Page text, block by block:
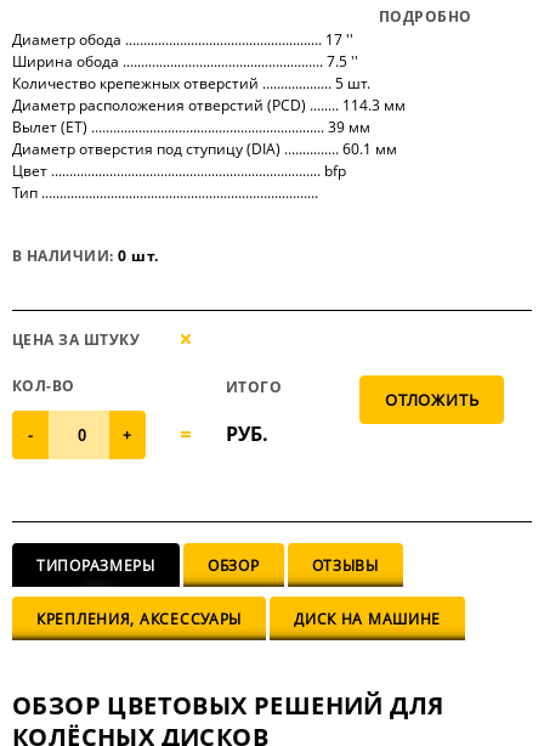
ПОДРОБНО
Диаметр обода ...................................................... 17 ''
Ширина обода ....................................................... 7.5 ''
Количество крепежных отверстий ................... 5 шт.
Диаметр расположения отверстий (PCD) ........ 114.3 мм
Вылет (ET) ................................................................ 39 мм
Диаметр отверстия под ступицу (DIA) ............... 60.1 мм
Цвет .......................................................................... bfp
Тип ............................................................................
В НАЛИЧИИ:0 шт.
ЦЕНА ЗА ШТУКУ
КОЛ-ВО
- +
ИТОГО
РУБ.
ТИПОРАЗМЕРЫ ОБЗОР ОТЗЫВЫ
КРЕПЛЕНИЯ, АКСЕССУАРЫ ДИСК НА МАШИНЕ
ОБЗОР ЦВЕТОВЫХ РЕШЕНИЙ ДЛЯ
КОЛЁСНЫХ ДИСКОВ